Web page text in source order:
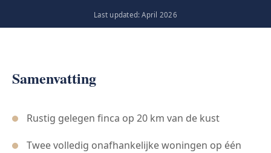
Last updated: April 2026
Samenvatting
Rustig gelegen finca op 20 km van de kust
Twee volledig onafhankelijke woningen op één